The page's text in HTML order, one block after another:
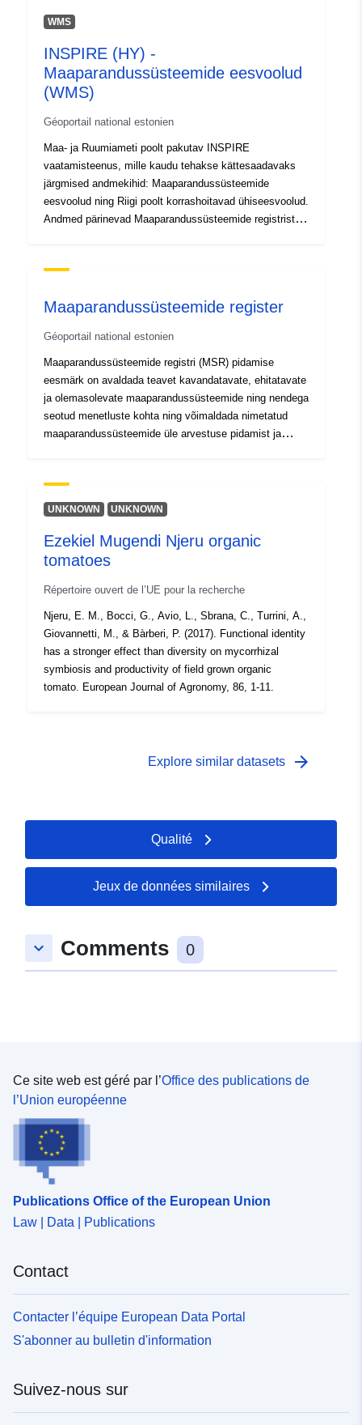
WMS
INSPIRE (HY) -
Maaparandussüsteemide eesvoolud
(WMS)
Géoportail national estonien
Maa- ja Ruumiameti poolt pakutav INSPIRE
vaatamisteenus, mille kaudu tehakse kättesaadavaks
järgmised andmekihid: Maaparandussüsteemide
eesvoolud ning Riigi poolt korrashoitavad ühiseesvoolud.
Andmed pärinevad Maaparandussüsteemide registrist
Maaparandussüsteemide register
Géoportail national estonien
Maaparandussüsteemide registri (MSR) pidamise
eesmärk on avaldada teavet kavandatavate, ehitatavate
ja olemasolevate maaparandussüsteemide ning nendega
seotud menetluste kohta ning võimaldada nimetatud
maaparandussüsteemide üle arvestuse pidamist ja
UNKNOWN UNKNOWN
Ezekiel Mugendi Njeru organic
tomatoes
Répertoire ouvert de l’UE pour la recherche
Njeru, E. M., Bocci, G., Avio, L., Sbrana, C., Turrini, A.,
Giovannetti, M., & Bàrberi, P. (2017). Functional identity
has a stronger effect than diversity on mycorrhizal
symbiosis and productivity of field grown organic
tomato. European Journal of Agronomy, 86, 1-11.
Explore similar datasets arrow_forward
Qualité
Jeux de données similaires
keyboard_arrow_down Comments 0
Ce site web est géré par l’Office des publications de
l’Union européenne
Publications Office of the European Union
Law | Data | Publications
Contact
Contacter l’équipe European Data Portal
S'abonner au bulletin d'information
Suivez-nous sur